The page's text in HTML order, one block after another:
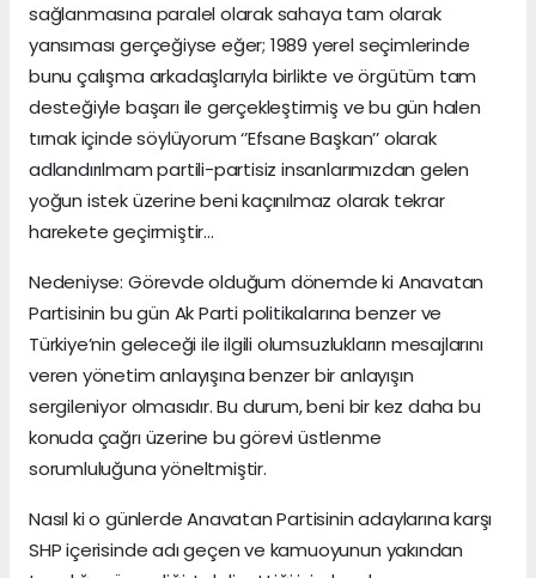
sağlanmasına paralel olarak sahaya tam olarak
yansıması gerçeğiyse eğer; 1989 yerel seçimlerinde
bunu çalışma arkadaşlarıyla birlikte ve örgütüm tam
desteğiyle başarı ile gerçekleştirmiş ve bu gün halen
tırnak içinde söylüyorum ‘’Efsane Başkan’’ olarak
adlandırılmam partili-partisiz insanlarımızdan gelen
yoğun istek üzerine beni kaçınılmaz olarak tekrar
harekete geçirmiştir…
Nedeniyse: Görevde olduğum dönemde ki Anavatan
Partisinin bu gün Ak Parti politikalarına benzer ve
Türkiye’nin geleceği ile ilgili olumsuzlukların mesajlarını
veren yönetim anlayışına benzer bir anlayışın
sergileniyor olmasıdır. Bu durum, beni bir kez daha bu
konuda çağrı üzerine bu görevi üstlenme
sorumluluğuna yöneltmiştir.
Nasıl ki o günlerde Anavatan Partisinin adaylarına karşı
SHP içerisinde adı geçen ve kamuoyunun yakından